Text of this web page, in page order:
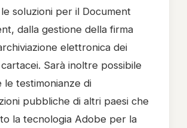
soluzioni per il Document
dalla gestione della firma
elettronica dei
Sarà inoltre possibile
le testimonianze di
pubbliche di altri paesi che
la tecnologia Adobe per la